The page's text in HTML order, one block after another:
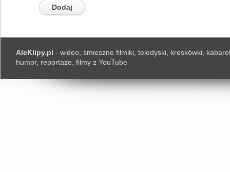
AleKlipy.pl - wideo, śmieszne filmiki, teledyski, kreskówki,
humor, reportaże, filmy z YouTube